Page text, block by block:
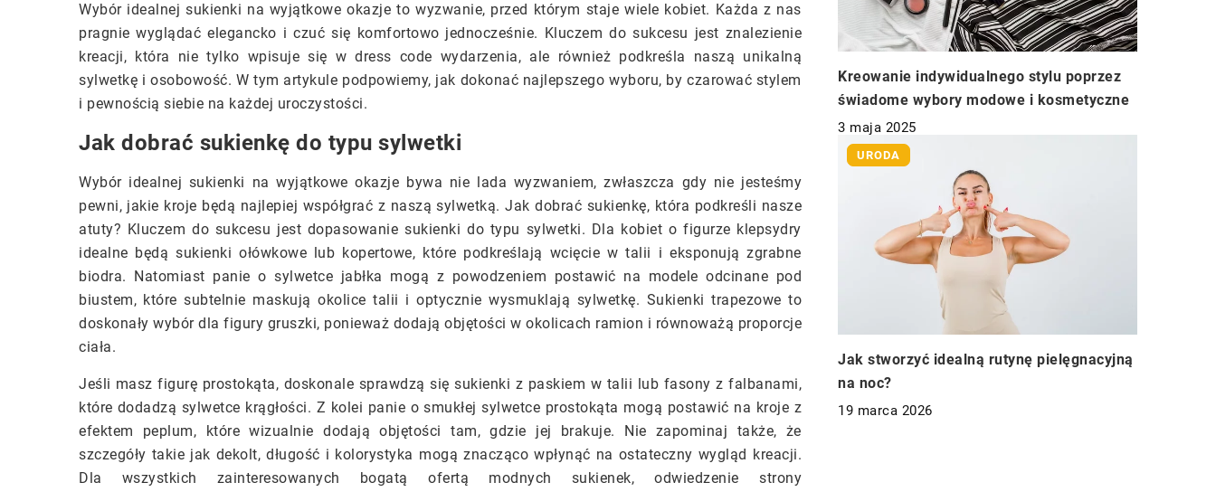
Wybór idealnej sukienki na wyjątkowe okazje to wyzwanie, przed którym staje wiele kobiet. Każda z nas
pragnie wyglądać elegancko i czuć się komfortowo jednocześnie. Kluczem do sukcesu jest znalezienie
kreacji, która nie tylko wpisuje się w dress code wydarzenia, ale również podkreśla naszą unikalną
sylwetkę i osobowość. W tym artykule podpowiemy, jak dokonać najlepszego wyboru, by czarować stylem
i pewnością siebie na każdej uroczystości.
Jak dobrać sukienkę do typu sylwetki
Wybór idealnej sukienki na wyjątkowe okazje bywa nie lada wyzwaniem, zwłaszcza gdy nie jesteśmy
pewni, jakie kroje będą najlepiej współgrać z naszą sylwetką. Jak dobrać sukienkę, która podkreśli nasze
atuty? Kluczem do sukcesu jest dopasowanie sukienki do typu sylwetki. Dla kobiet o figurze klepsydry
idealne będą sukienki ołówkowe lub kopertowe, które podkreślają wcięcie w talii i eksponują zgrabne
biodra. Natomiast panie o sylwetce jabłka mogą z powodzeniem postawić na modele odcinane pod
biustem, które subtelnie maskują okolice talii i optycznie wysmuklają sylwetkę. Sukienki trapezowe to
doskonały wybór dla figury gruszki, ponieważ dodają objętości w okolicach ramion i równoważą proporcje
ciała.
Jeśli masz figurę prostokąta, doskonale sprawdzą się sukienki z paskiem w talii lub fasony z falbanami,
które dodadzą sylwetce krągłości. Z kolei panie o smukłej sylwetce prostokąta mogą postawić na kroje z
efektem peplum, które wizualnie dodają objętości tam, gdzie jej brakuje. Nie zapominaj także, że
szczegóły takie jak dekolt, długość i kolorystyka mogą znacząco wpłynąć na ostateczny wygląd kreacji.
Dla wszystkich zainteresowanych bogatą ofertą modnych sukienek, odwiedzenie strony
Kreowanie indywidualnego stylu poprzez
świadome wybory modowe i kosmetyczne
3 maja 2025
URODA
Jak stworzyć idealną rutynę pielęgnacyjną
na noc?
19 marca 2026